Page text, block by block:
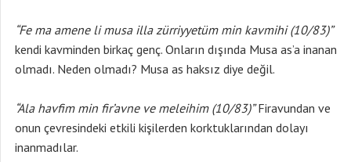
“Fe ma amene li musa illa zürriyyetüm min kavmihi (10/83)”
kendi kavminden birkaç genç. Onların dışında Musa as’a inanan
olmadı. Neden olmadı? Musa as haksız diye değil.
“Ala havfim min fir’avne ve meleihim (10/83)”Firavundan ve
onun çevresindeki etkili kişilerden korktuklarından dolayı
inanmadılar.